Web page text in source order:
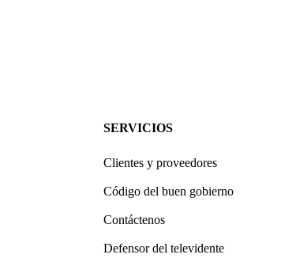
SERVICIOS
Clientes y proveedores
Código del buen gobierno
Contáctenos
Defensor del televidente